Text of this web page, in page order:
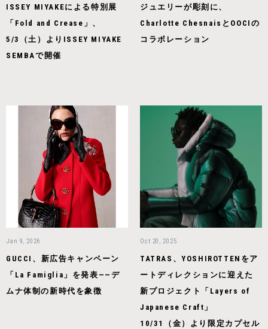
ISSEY MIYAKEによる特別展
「Fold and Crease」、
5/3（土）よりISSEY MIYAKE
SEMBAで開催
ジュエリーが彫刻に、
Charlotte ChesnaisとOOCIの
コラボレーション
Jan 9, 2026
GUCCI、新広告キャンペーン
「La Famiglia」を発表——デ
ムナ体制の新時代を象徴
Oct 20, 2025
TATRAS、YOSHIROTTENをア
ートディレクションに迎えた
新プロジェクト「Layers of
Japanese Craft」
10/31（金）より限定カプセル